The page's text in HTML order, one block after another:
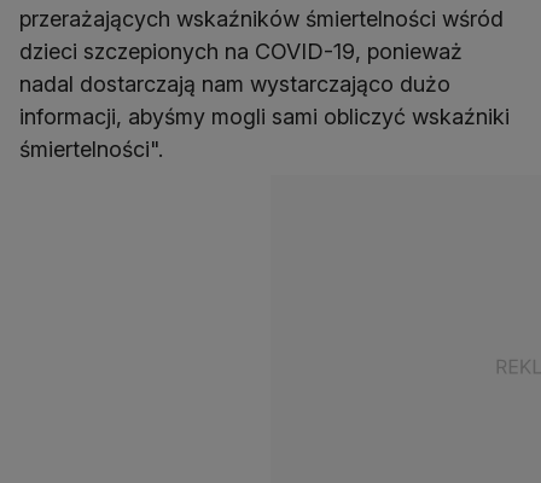
przerażających wskaźników śmiertelności wśród
dzieci szczepionych na COVID-19, ponieważ
nadal dostarczają nam wystarczająco dużo
informacji, abyśmy mogli sami obliczyć wskaźniki
śmiertelności".